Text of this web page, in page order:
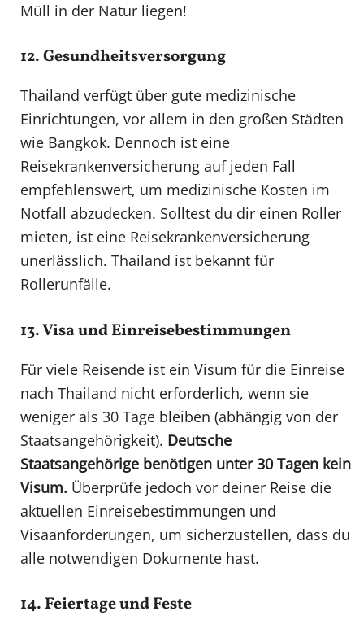
Müll in der Natur liegen!
12. Gesundheitsversorgung
Thailand verfügt über gute medizinische
Einrichtungen, vor allem in den großen Städten
wie Bangkok. Dennoch ist eine
Reisekrankenversicherung auf jeden Fall
empfehlenswert, um medizinische Kosten im
Notfall abzudecken. Solltest du dir einen Roller
mieten, ist eine Reisekrankenversicherung
unerlässlich. Thailand ist bekannt für
Rollerunfälle.
13. Visa und Einreisebestimmungen
Für viele Reisende ist ein Visum für die Einreise
nach Thailand nicht erforderlich, wenn sie
weniger als 30 Tage bleiben (abhängig von der
Staatsangehörigkeit). Deutsche
Staatsangehörige benötigen unter 30 Tagen kein
Visum.Überprüfe jedoch vor deiner Reise die
aktuellen Einreisebestimmungen und
Visaanforderungen, um sicherzustellen, dass du
alle notwendigen Dokumente hast.
14. Feiertage und Feste